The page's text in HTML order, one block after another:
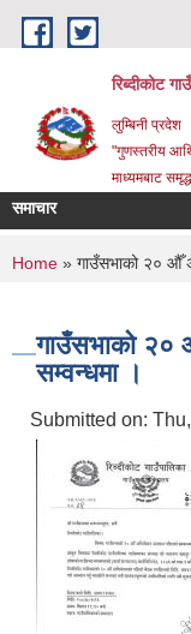
Skip to main content
रिब्दीकोट
लुम्बिनी प्रदेश
"गुणस्तरीय
माध्यमबाट
समाचार
You are
Home » गाउँसभाको २० ‌‌औँ
गाउँसभाको २०
सम्वन्धमा ।
Submitted on: